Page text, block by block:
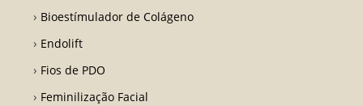
Bioestímulador de Colágeno
Endolift
Fios de PDO
Feminilização Facial